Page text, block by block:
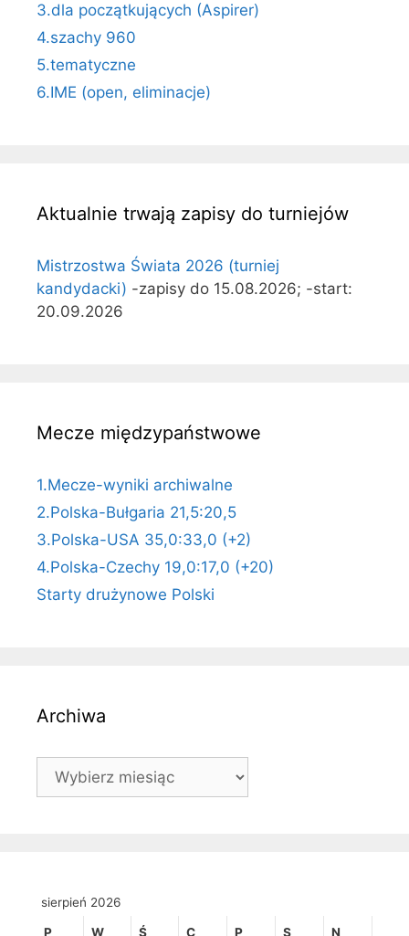
3.dla początkujących (Aspirer)
4.szachy 960
5.tematyczne
6.IME (open, eliminacje)
Aktualnie trwają zapisy do turniejów
Mistrzostwa Świata 2026 (turniej
kandydacki) -zapisy do 15.08.2026; -start:
20.09.2026
Mecze międzypaństwowe
1.Mecze-wyniki archiwalne
2.Polska-Bułgaria 21,5:20,5
3.Polska-USA 35,0:33,0 (+2)
4.Polska-Czechy 19,0:17,0 (+20)
Starty drużynowe Polski
Archiwa
Archiwa
sierpień 2026
P W Ś C P S N